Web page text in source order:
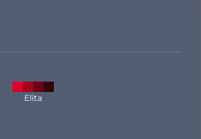
Elita